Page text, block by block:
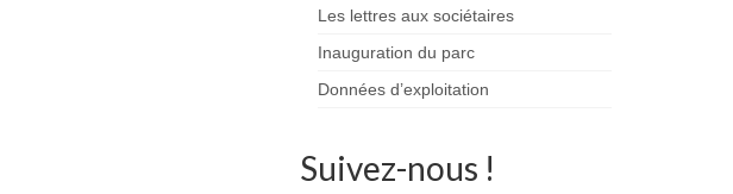
Les lettres aux sociétaires
Inauguration du parc
Données d’exploitation
Suivez-nous !